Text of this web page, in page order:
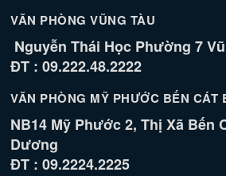
VĂN PHÒNG VŨNG TÀU
Nguyễn Thái Học Phường 7
ĐT : 09.222.48.2222
VĂN PHÒNG MỸ PHƯỚC BẾN CÁT
NB14 Mỹ Phước 2, Thị Xã Bến
Dương
ĐT : 09.2224.2225